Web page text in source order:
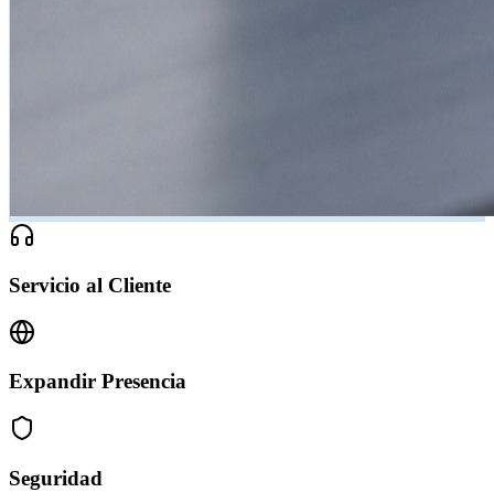
Servicio al Cliente
Expandir Presencia
Seguridad